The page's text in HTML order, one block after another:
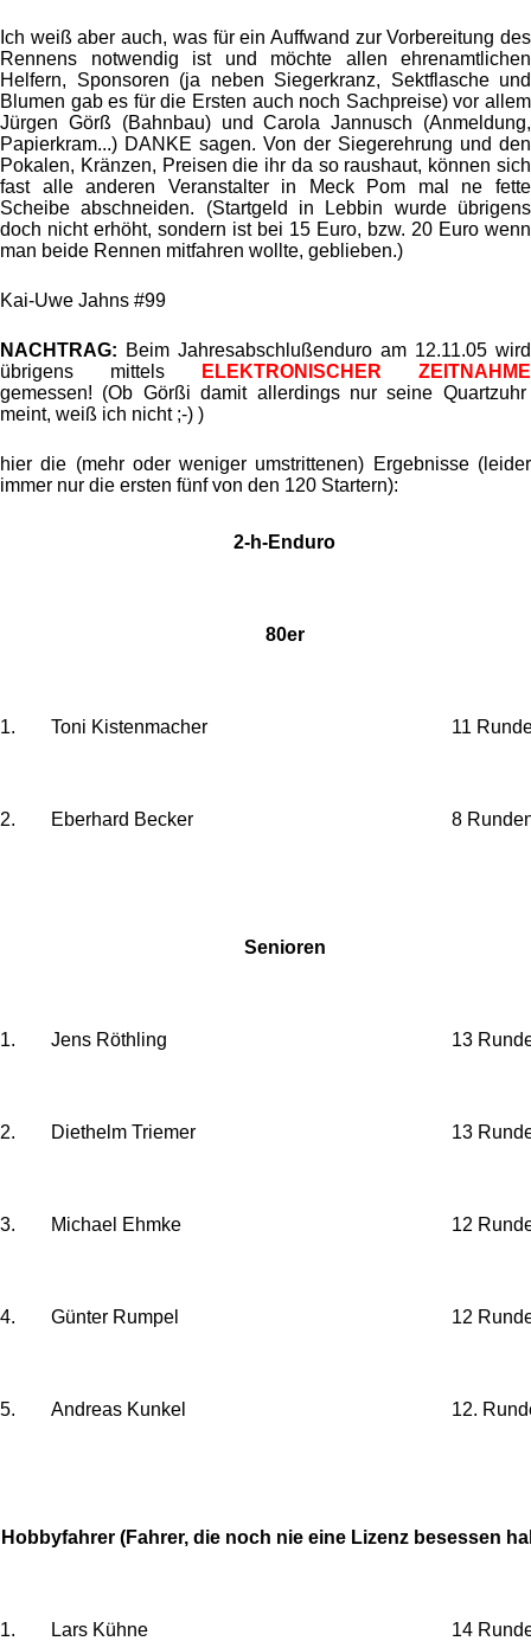
Ich weiß aber auch, was für ein Auffwand zur Vorbereitung des
Rennens notwendig ist und möchte allen ehrenamtlichen
Helfern, Sponsoren (ja neben Siegerkranz, Sektflasche und
Blumen gab es für die Ersten auch noch Sachpreise) vor allem
Jürgen Görß (Bahnbau) und Carola Jannusch (Anmeldung,
Papierkram...) DANKE sagen. Von der Siegerehrung und den
Pokalen, Kränzen, Preisen die ihr da so raushaut, können sich
fast alle anderen Veranstalter in Meck Pom mal ne fette
Scheibe abschneiden. (Startgeld in Lebbin wurde übrigens
doch nicht erhöht, sondern ist bei 15 Euro, bzw. 20 Euro wenn
man beide Rennen mitfahren wollte, geblieben.)
Kai-Uwe Jahns #99
NACHTRAG: Beim Jahresabschlußenduro am 12.11.05 wird
übrigens mittels
ELEKTRONISCHER ZEITNAHME
gemessen! (Ob Görßi damit allerdings nur seine Quartzuhr
meint, weiß ich nicht ;-) )
hier die (mehr oder weniger umstrittenen) Ergebnisse (leider
immer nur die ersten fünf von den 120 Startern):
2-h-Enduro
80er
1. Toni Kistenmacher 11
2. Eberhard Becker 8
Senioren
1. Jens Röthling 13
2. Diethelm Triemer 13
3. Michael Ehmke 12
4. Günter Rumpel 12
5. Andreas Kunkel 12.
Hobbyfahrer (Fahrer, die noch nie eine Lizenz besessen
1. Lars Kühne 14